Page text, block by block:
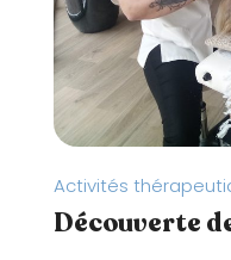
Activités
Découverte